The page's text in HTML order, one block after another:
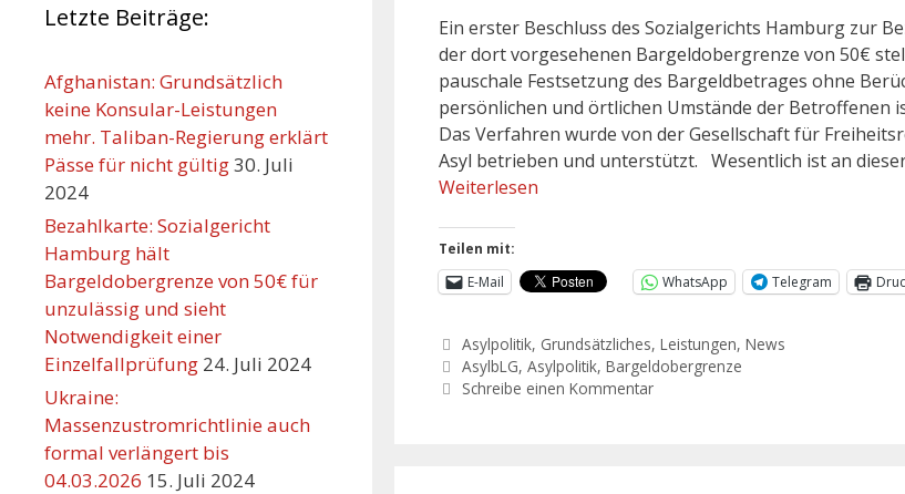
Ein erster Beschluss des Sozialgerichts Hamburg zur
der dort vorgesehenen Bargeldobergrenze von 50€
pauschale Festsetzung des Bargeldbetrages ohne
persönlichen und örtlichen Umstände der Betroffenen
Das Verfahren wurde von der Gesellschaft für
Asyl betrieben und unterstützt. Wesentlich ist an
Weiterlesen
Teilen mit:
E-Mail
WhatsApp Telegram
Asylpolitik, Grundsätzliches,Leistungen,News
AsylbLG,Asylpolitik,Bargeldobergrenze
Schreibe einen Kommentar
Letzte Beiträge:
Afghanistan: Grundsätzlich
keine Konsular-Leistungen
mehr. Taliban-Regierung erklärt
Pässe für nicht gültig30. Juli
2024
Bezahlkarte: Sozialgericht
Hamburg hält
Bargeldobergrenze von 50€ für
unzulässig und sieht
Notwendigkeit einer
Einzelfallprüfung 24. Juli 2024
Ukraine:
Massenzustromrichtlinie auch
formal verlängert bis
04.03.2026 15. Juli 2024